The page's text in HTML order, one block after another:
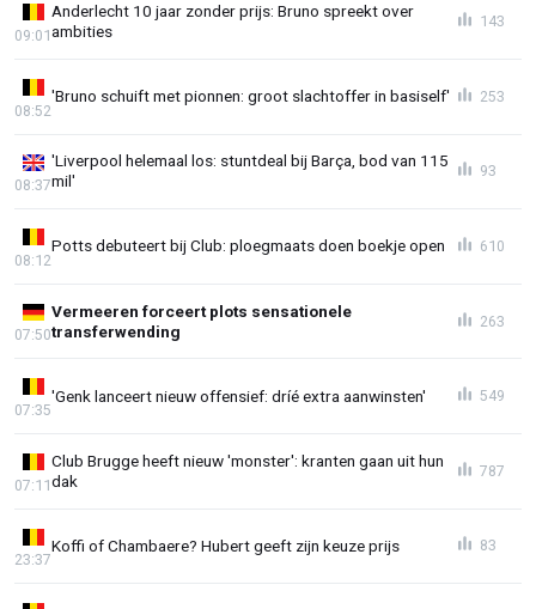
Anderlecht 10 jaar zonder prijs: Bruno spreekt over
ambities
09:01
143
'Bruno schuift met pionnen: groot slachtoffer in basiself'
08:52
253
'Liverpool helemaal los: stuntdeal bij Barça, bod van 115
mil'
08:37
93
Potts debuteert bij Club: ploegmaats doen boekje open
08:12
610
Vermeeren forceert plots sensationele
transferwending
07:50
263
'Genk lanceert nieuw offensief: dríé extra aanwinsten'
07:35
549
Club Brugge heeft nieuw 'monster': kranten gaan uit hun
dak
07:11
787
Koffi of Chambaere? Hubert geeft zijn keuze prijs
23:37
83